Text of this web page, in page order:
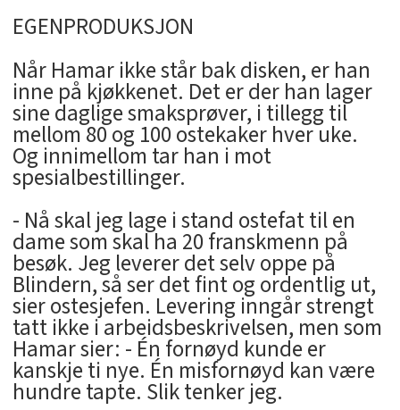
EGENPRODUKSJON
Når Hamar ikke står bak disken, er han
inne på kjøkkenet. Det er der han lager
sine daglige smaksprøver, i tillegg til
mellom 80 og 100 ostekaker hver uke.
Og innimellom tar han i mot
spesialbestillinger.
- Nå skal jeg lage i stand ostefat til en
dame som skal ha 20 franskmenn på
besøk. Jeg leverer det selv oppe på
Blindern, så ser det fint og ordentlig ut,
sier ostesjefen. Levering inngår strengt
tatt ikke i arbeidsbeskrivelsen, men som
Hamar sier: - Én fornøyd kunde er
kanskje ti nye. Én misfornøyd kan være
hundre tapte. Slik tenker jeg.